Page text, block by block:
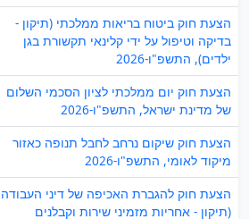
הצעת חוק ביטוח בריאות ממלכתי (תיקון -
בדיקה וטיפול על ידי קלינאי תקשורת בגן
ילדים), התשפ"ו-2026
הצעת חוק יום ממלכתי לציון הסכמי השלום
של מדינת ישראל, התשפ"ו-2026
הצעת חוק שיקום נרחב לחבל תנופה כאזור
מיקוד לאומי, התשפ"ו-2026
הצעת חוק להגברת האכיפה של דיני העבודה
(תיקון - אחריות מזמיני שירות וקבלנים